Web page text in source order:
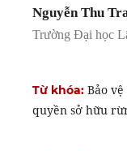
Nguyễn Thu
Trường Đại học
Từ khóa: Bảo
quyền sở hữu